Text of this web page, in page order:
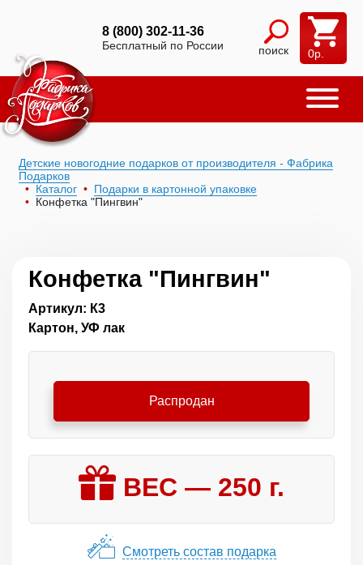
8 (800) 302-11-36
Бесплатный по России поиск 0р.
Детские новогодние подарков от производителя - Фабрика
Подарков
Каталог
Подарки в картонной упаковке
Конфетка "Пингвин"
Конфетка "Пингвин"
Артикул: К3
Картон, УФ лак
Распродан
ВЕС — 250 г.
Смотреть состав подарка